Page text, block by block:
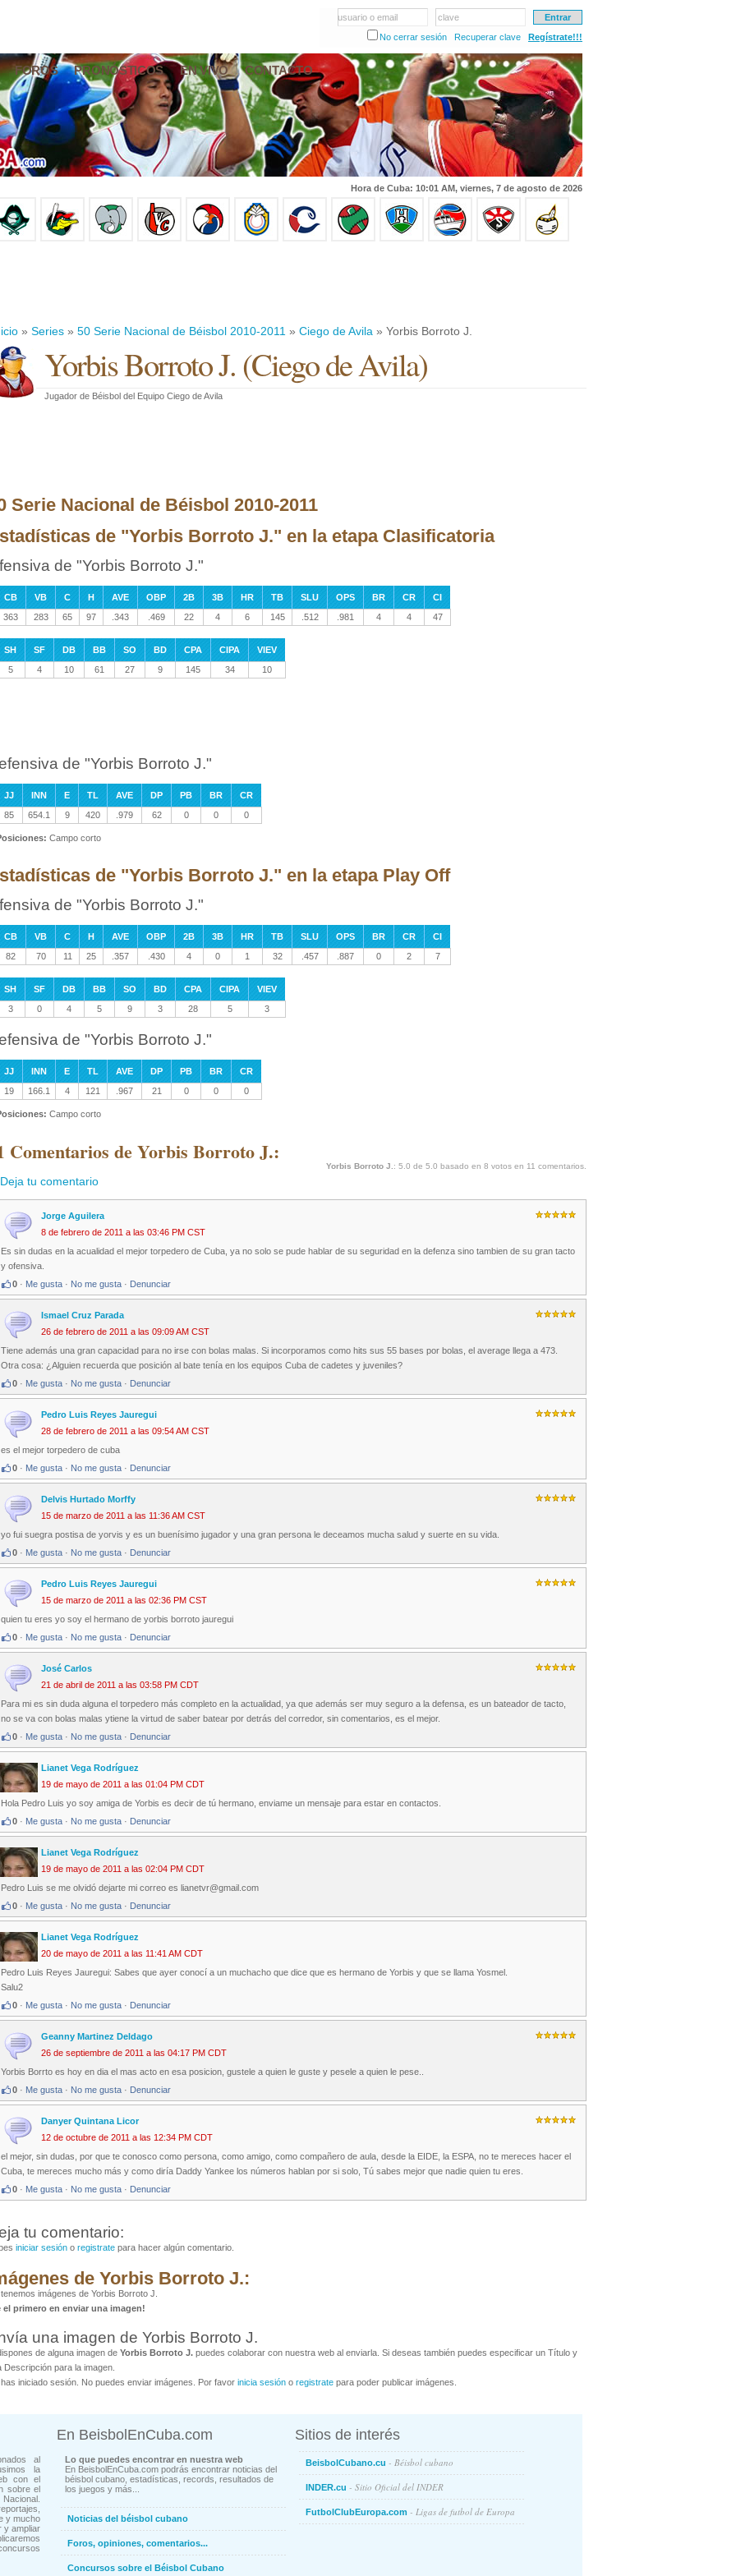
usuario o email
clave
No cerrar sesión
Recuperar clave Regístrate!!!
FOROS PRONÓSTICOS EN VIVO CONTACTO
Hora de Cuba: 10:01 AM, viernes, 7 de agosto de 2026
» Series » 50 Serie Nacional de Béisbol 2010-2011 » Ciego de Avila » Yorbis Borroto J.
Yorbis Borroto J.(Ciego de Avila)
Jugador de Béisbol del Equipo Ciego de Avila
Serie Nacional de Béisbol 2010-2011
de "Yorbis Borroto J." en la etapa Clasificatoria
de "Yorbis Borroto J."
CB VB C H AVE OBP 2B 3B HR TB SLU OPS BR CR
CI
363
283 65 97 .343 .469 22 4 6 145 .512 .981 4 4 47
SH SF DB BB SO BD CPA CIPA
VIEV
5
4 10 61 27 9 145 34 10
de "Yorbis Borroto J."
JJ INN E TL AVE DP PB BR
CR
85
654.1 9 420 .979 62 0 0 0
Campo corto
de "Yorbis Borroto J." en la etapa Play Off
de "Yorbis Borroto J."
CB VB C H AVE OBP 2B 3B HR TB SLU OPS BR CR
CI
82
70 11 25 .357 .430 4 0 1 32 .457 .887 0 2 7
SH SF DB BB SO BD CPA CIPA
VIEV
3
0 4 5 9 3 28 5 3
de "Yorbis Borroto J."
JJ INN E TL AVE DP PB BR
CR
19
166.1 4 121 .967 21 0 0 0
Campo corto
Comentarios de Yorbis Borroto J.:
Yorbis Borroto J. : 5.0 de 5.0 basado en 8 votos en 11 comentarios.
Deja tu comentario
Jorge Aguilera
8 de febrero de 2011 a las 03:46 PM CST
Es sin dudas en la acualidad el mejor torpedero de Cuba, ya no solo se pude hablar de su seguridad en la defenza sino tambien de su gran tacto
y ofensiva.
0 · Me gusta · No me gusta · Denunciar
Ismael Cruz Parada
26 de febrero de 2011 a las 09:09 AM CST
Tiene además una gran capacidad para no irse con bolas malas. Si incorporamos como hits sus 55 bases por bolas, el average llega a 473.
Otra cosa: ¿Alguien recuerda que posición al bate tenía en los equipos Cuba de cadetes y juveniles?
0 · Me gusta · No me gusta · Denunciar
Pedro Luis Reyes Jauregui
28 de febrero de 2011 a las 09:54 AM CST
es el mejor torpedero de cuba
0 · Me gusta · No me gusta · Denunciar
Delvis Hurtado Morffy
15 de marzo de 2011 a las 11:36 AM CST
yo fui suegra postisa de yorvis y es un buenísimo jugador y una gran persona le deceamos mucha salud y suerte en su vida.
0 · Me gusta · No me gusta · Denunciar
Pedro Luis Reyes Jauregui
15 de marzo de 2011 a las 02:36 PM CST
quien tu eres yo soy el hermano de yorbis borroto jauregui
0 · Me gusta · No me gusta · Denunciar
José Carlos
21 de abril de 2011 a las 03:58 PM CDT
Para mi es sin duda alguna el torpedero más completo en la actualidad, ya que además ser muy seguro a la defensa, es un bateador de tacto,
no se va con bolas malas ytiene la virtud de saber batear por detrás del corredor, sin comentarios, es el mejor.
0 · Me gusta · No me gusta · Denunciar
Lianet Vega Rodríguez
19 de mayo de 2011 a las 01:04 PM CDT
Hola Pedro Luis yo soy amiga de Yorbis es decir de tú hermano, enviame un mensaje para estar en contactos.
0 · Me gusta · No me gusta · Denunciar
Lianet Vega Rodríguez
19 de mayo de 2011 a las 02:04 PM CDT
Pedro Luis se me olvidó dejarte mi correo es lianetvr@gmail.com
0 · Me gusta · No me gusta · Denunciar
Lianet Vega Rodríguez
20 de mayo de 2011 a las 11:41 AM CDT
Pedro Luis Reyes Jauregui: Sabes que ayer conocí a un muchacho que dice que es hermano de Yorbis y que se llama Yosmel.
Salu2
0 · Me gusta · No me gusta · Denunciar
Geanny Martinez Deldago
26 de septiembre de 2011 a las 04:17 PM CDT
Yorbis Borrto es hoy en dia el mas acto en esa posicion, gustele a quien le guste y pesele a quien le pese..
0 · Me gusta · No me gusta · Denunciar
Danyer Quintana Licor
12 de octubre de 2011 a las 12:34 PM CDT
el mejor, sin dudas, por que te conosco como persona, como amigo, como compañero de aula, desde la EIDE, la ESPA, no te mereces hacer el
Cuba, te mereces mucho más y como diría Daddy Yankee los números hablan por si solo, Tú sabes mejor que nadie quien tu eres.
0 · Me gusta · No me gusta · Denunciar
tu comentario:
iniciar sesión o registrate para hacer algún comentario.
de Yorbis Borroto J.:
imágenes de Yorbis Borroto J.
el primero en enviar una imagen!
una imagen de Yorbis Borroto J.
de alguna imagen de Yorbis Borroto J. puedes colaborar con nuestra web al enviarla. Si deseas también puedes especificar un Título y
Descripción para la imagen.
iniciado sesión. No puedes enviar imágenes. Por favor inicia sesión o registrate para poder publicar imágenes.
al
la
con el
sobre el
y mucho
y ampliar
En BeisbolEnCuba.com
Lo que puedes encontrar en nuestra web
En BeisbolEnCuba.com podrás encontrar noticias del
béisbol cubano, estadísticas, records, resultados de
los juegos y más...
Noticias del béisbol cubano
Foros, opiniones, comentarios...
Concursos sobre el Béisbol Cubano
Sitios de interés
BeisbolCubano.cu - Béisbol cubano
INDER.cu - Sitio Oficial del INDER
FutbolClubEuropa.com - Ligas de futbol de Europa